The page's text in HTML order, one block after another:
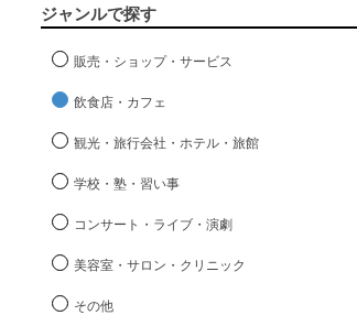
ジャンルで探す
販売・ショップ・サービス
飲食店・カフェ
観光・旅行会社・ホテル・旅館
学校・塾・習い事
コンサート・ライブ・演劇
美容室・サロン・クリニック
その他